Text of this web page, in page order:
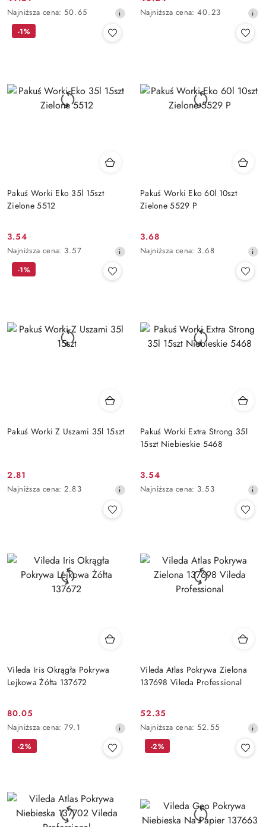
Cena
promocyjna:
Najniższa
cena
Najniższa cena: 50.65
Cena
promocyjna:
Najniższa
Najniższa cena: 40.23
Pakuś Worki Eko 35l 15szt
Zielone 5512
Cena
promocyjna:
3.54
Najniższa
cena
Najniższa cena: 3.57
-1%
Pakuś Worki Eko 60l 10szt
Zielone 5529 P
Cena
promocyjna:
3.68
Najniższa
Najniższa cena: 3.68
Pakuś Worki Z Uszami 35l 15szt
Cena
promocyjna:
2.81
Najniższa
obniżką
Najniższa cena: 2.83
-1%
Pakuś Worki Extra Strong 35l
15szt Niebieskie 5468
Cena
promocyjna:
3.54
Najniższa
obniżką
Najniższa cena: 3.53
Vileda Iris Okrągła Pokrywa
Lejkowa Żółta 137672
Cena
promocyjna:
80.05
Najniższa
cena
obniżką
Najniższa cena: 79.1
Vileda Atlas Pokrywa Zielona
137698 Vileda Professional
Cena
promocyjna:
52.35
Najniższa
cena
Najniższa cena: 52.55
-2% -2%